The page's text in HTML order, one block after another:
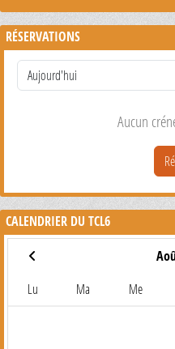
RÉSERVATIONS
Aucun
CALENDRIER DU TCL6
Lu Ma Me